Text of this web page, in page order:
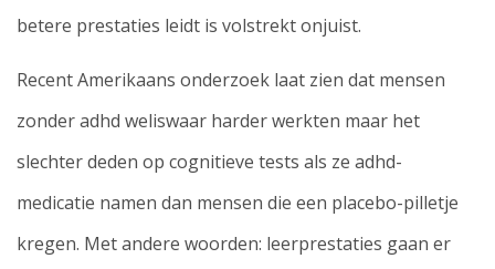
betere prestaties leidt is volstrekt onjuist.
Recent Amerikaans onderzoek laat zien dat mensen
zonder adhd weliswaar harder werkten maar het
slechter deden op cognitieve tests als ze adhd-
medicatie namen dan mensen die een placebo-pilletje
kregen. Met andere woorden: leerprestaties gaan er